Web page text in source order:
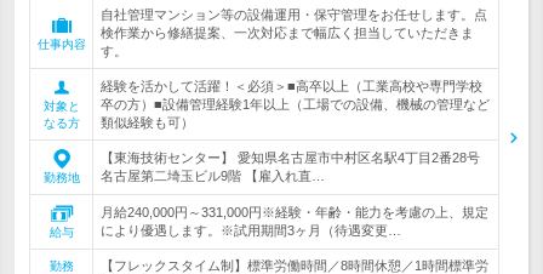
仕事内容
自社管理マンション等の設備運用・保守管理をお任せします。点
検作業から修繕提案、一次対応まで幅広く担当していただきま
す。
対象と
なる方
経験を活かして活躍！＜必須＞■高卒以上（工業高校や専門学校
卒の方）■設備管理経験1年以上（工場での設備、機械の管理など
類似経験も可）
勤務地
【東海技術センター】 愛知県名古屋市中村区名駅4丁目2番28号
名古屋第二埼玉ビル9階 【雇入れ直…
給与
月給240,000円～331,000円※経験・年齢・能力を考慮の上、規定
により優遇します。※試用期間3ヶ月（待遇変更…
勤務
【フレックスタイム制】標準労働時間／8時間休憩／1時間標準労